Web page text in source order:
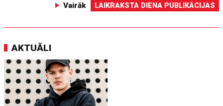
Vairāk LAIKRAKSTA DIENA PUBLIKĀCIJAS
AKTUĀLI